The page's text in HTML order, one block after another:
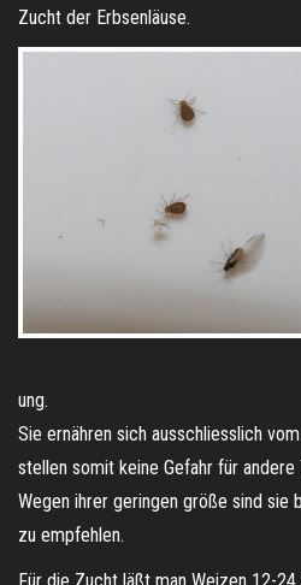
Zucht der Erbsenläuse.
ung.
Sie ernähren sich ausschliesslich
stellen somit keine Gefahr für andere
Wegen ihrer geringen größe sind
zu empfehlen.